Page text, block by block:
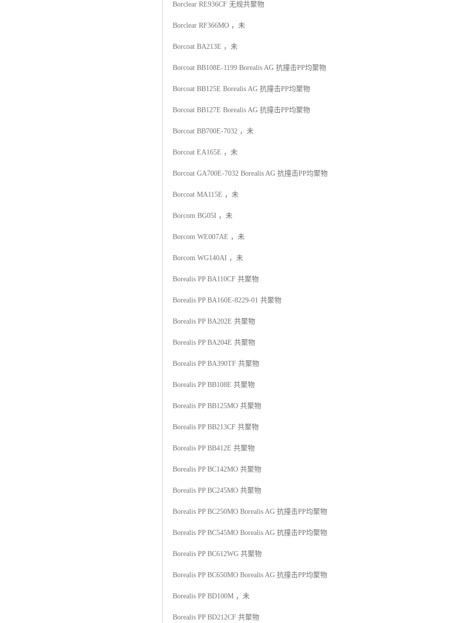
Borclear RE936CF 无规共聚物
Borclear RF366MO ，未
Borcoat BA213E ，未
Borcoat BB108E-1199 Borealis AG 抗撞击PP均聚物
Borcoat BB125E Borealis AG 抗撞击PP均聚物
Borcoat BB127E Borealis AG 抗撞击PP均聚物
Borcoat BB700E-7032 ，未
Borcoat EA165E ，未
Borcoat GA700E-7032 Borealis AG 抗撞击PP均聚物
Borcoat MA115E ，未
Borcom BG05I ，未
Borcom WE007AE ，未
Borcom WG140AI ，未
Borealis PP BA110CF 共聚物
Borealis PP BA160E-8229-01 共聚物
Borealis PP BA202E 共聚物
Borealis PP BA204E 共聚物
Borealis PP BA390TF 共聚物
Borealis PP BB108E 共聚物
Borealis PP BB125MO 共聚物
Borealis PP BB213CF 共聚物
Borealis PP BB412E 共聚物
Borealis PP BC142MO 共聚物
Borealis PP BC245MO 共聚物
Borealis PP BC250MO Borealis AG 抗撞击PP均聚物
Borealis PP BC545MO Borealis AG 抗撞击PP均聚物
Borealis PP BC612WG 共聚物
Borealis PP BC650MO Borealis AG 抗撞击PP均聚物
Borealis PP BD100M ，未
Borealis PP BD212CF 共聚物